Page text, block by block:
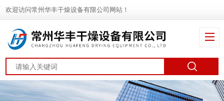
欢迎访问常州华丰干燥设备有限公司网站！